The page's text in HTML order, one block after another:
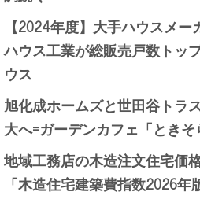
【2024年度】大手ハウスメ
ハウス工業が総販売戸数トッ
ウス
旭化成ホームズと世田谷トラ
大へ=ガーデンカフェ「とき
地域工務店の木造注文住宅価
「木造住宅建築費指数2026年